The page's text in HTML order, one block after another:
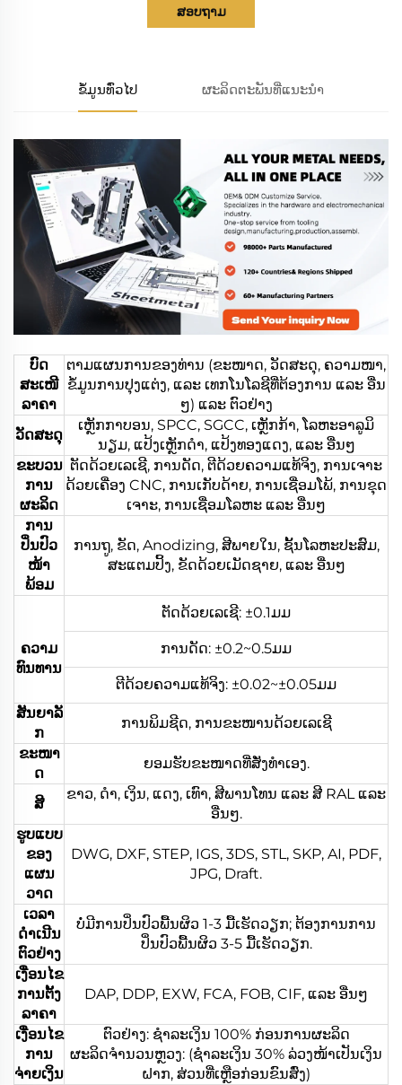
ສອບຖາມ
ຂໍ້ມູນທົ່ວໄປ ຜະລິດຕະພັນທີ່ແນະນຳ
ບົດ
ສະເໜີ
ລາຄາ
ຕາມແຜນການຂອງທ່ານ (ຂະໜາດ, ວັດສະດຸ, ຄວາມໜາ,
ຂໍ້ມູນການປຸງແຕ່ງ, ແລະ ເທກໂນໂລຊີທີ່ຕ້ອງການ ແລະ ອື່ນ
ໆ) ແລະ ຕົວຢ່າງ
ວັດສະດຸ
ເຫຼັກກາບອນ, SPCC, SGCC, ເຫຼັກກ້າ, ໂລຫະອາລູມິ
ນຽມ, ແປ້ງເຫຼັກດຳ, ແປ້ງທອງແດງ, ແລະ ອື່ນໆ
ຂະບວນ
ການ
ຜະລິດ
ຕັດດ້ວຍເລເຊີ, ການດັດ, ຕີດ້ວຍຄວາມແທ້ຈິງ, ການເຈາະ
ດ້ວຍເຄື່ອງ CNC, ການເກັບດ້າຍ, ການເຊື່ອມໂພ້, ການຂຸດ
ເຈາະ, ການເຊື່ອມໂລຫະ ແລະ ອື່ນໆ
ການ
ປິ່ນປົວ
ໜ້າ
ພ້ອມ
ການຖູ, ຂັດ, Anodizing, ສີພາຍໃນ, ຊັ້ນໂລຫະປະສົມ,
ສະແຕມປິ້ງ, ຂັດດ້ວຍເມັດຊາຍ, ແລະ ອື່ນໆ
ຄວາມ
ທົນທານ
ຕັດດ້ວຍເລເຊີ: ±0.1ມມ
ການດັດ: ±0.2~0.5ມມ
ຕີດ້ວຍຄວາມແທ້ຈິງ: ±0.02~±0.05ມມ
ສັນຍາລັ
ກ
ການພິມຊີດ, ການຂະໜານດ້ວຍເລເຊີ
ຂະໜາ
ດ
ຍອມຮັບຂະໜາດທີ່ສັ່ງທຳເອງ.
ສີ
ຂາວ, ດຳ, ເງິນ, ແດງ, ເທົາ, ສີພານໂທນ ແລະ ສີ RAL ແລະ
ອື່ນໆ.
ຮູບແບບ
ຂອງ
ແຜນ
ວາດ
DWG, DXF, STEP, IGS, 3DS, STL, SKP, AI, PDF,
JPG, Draft.
ເວລາ
ດຳເນີນ
ຕົວຢ່າງ
ບໍ່ມີການປິ່ນປົວພື້ນຜິວ 1-3 ມື້ເຮັດວຽກ; ຕ້ອງການການ
ປິ່ນປົວພື້ນຜິວ 3-5 ມື້ເຮັດວຽກ.
ເງື່ອນໄຂ
ການຕັ້ງ
ລາຄາ
DAP, DDP, EXW, FCA, FOB, CIF, ແລະ ອື່ນໆ
ເງື່ອນໄຂ
ການ
ຈ່າຍເງິນ
ຕົວຢ່າງ: ຊຳລະເງິນ 100% ກ່ອນການຜະລິດ
ຜະລິດຈຳນວນຫຼວງ: (ຊຳລະເງິນ 30% ລ່ວງໜ້າເປັນເງິນ
ຝາກ, ສ່ວນທີ່ເຫຼືອກ່ອນຂົນສົ່ງ)